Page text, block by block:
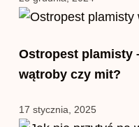
Ostropest plamisty
wątroby czy mit?
17 stycznia, 2025